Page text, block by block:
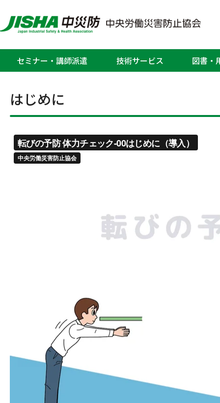
セミナー・講師派遣 技術サービス 図書・
転びの予防
ホーム 安全衛生関連動画 転びの予防 はじめに
はじめに